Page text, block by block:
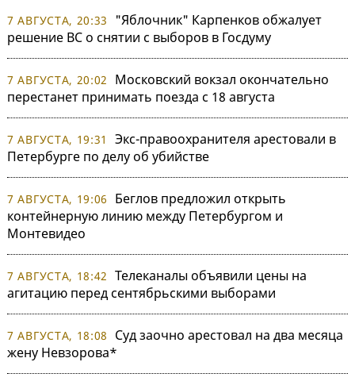
7 АВГУСТА, 20:33
"Яблочник" Карпенков обжалует
решение ВС о снятии с выборов в Госдуму
7 АВГУСТА, 20:02
Московский вокзал окончательно
перестанет принимать поезда с 18 августа
7 АВГУСТА, 19:31
Экс-правоохранителя арестовали в
Петербурге по делу об убийстве
7 АВГУСТА, 19:06
Беглов предложил открыть
контейнерную линию между Петербургом и
Монтевидео
7 АВГУСТА, 18:42 Телеканалы объявили цены на
агитацию перед сентябрьскими выборами
7 АВГУСТА, 18:08
Суд заочно арестовал на два месяца
жену Невзорова*